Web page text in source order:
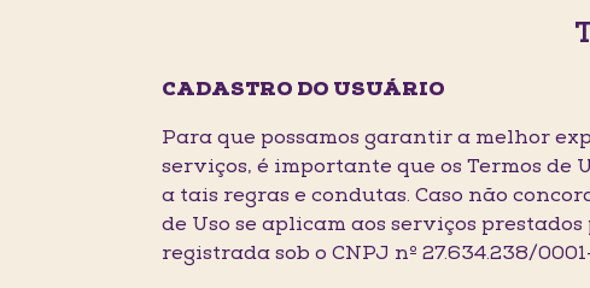
CADASTRO DO USUÁRIO
Para que possamos garantir a melhor
serviços, é importante que os Termos de
a tais regras e condutas. Caso não
de Uso se aplicam aos serviços
registrada sob o CNPJ nº 27.634.238/